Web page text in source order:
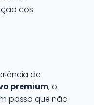
dos
de
premium, o
passo que não